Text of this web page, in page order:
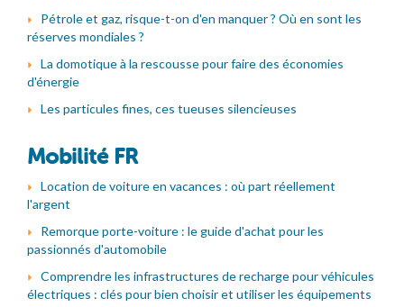
Pétrole et gaz, risque-t-on d'en manquer ? Où en sont les
réserves mondiales ?
La domotique à la rescousse pour faire des économies
d'énergie
Les particules fines, ces tueuses silencieuses
Mobilité FR
Location de voiture en vacances : où part réellement
l'argent
Remorque porte-voiture : le guide d'achat pour les
passionnés d'automobile
Comprendre les infrastructures de recharge pour véhicules
électriques : clés pour bien choisir et utiliser les équipements